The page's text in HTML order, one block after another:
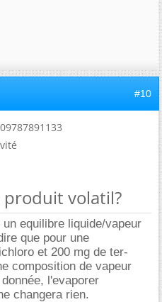
#10
produit volatil?
equilibre liquide/vapeur
que pour une
et 200 mg de ter-
composition de vapeur
l'evaporer
changera rien.